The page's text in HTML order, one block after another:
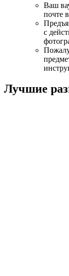
Ваш
почте
с
Лучшие